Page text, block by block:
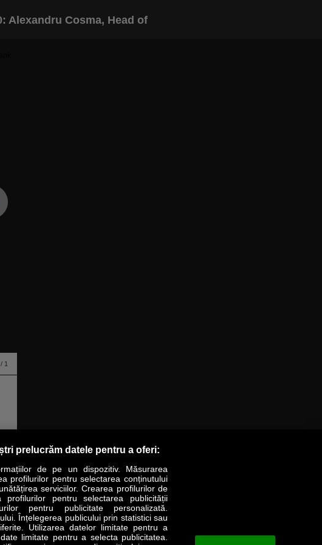
Alexandru Cosma, Head of
/ 1
THE CEO LIFESTYLE SPECIAL OPINII
Revista Business Magazin
prelucrăm datele pentru a oferi:
de pe un dispozitiv. Măsurarea
profilurilor pentru selectarea conținutului
serviciilor. Crearea profilurilor de
profilurilor pentru selectarea publicității
pentru publicitate personalizată.
Înțelegerea publicului prin statistici sau
Utilizarea datelor limitate pentru a
limitate pentru a selecta publicitatea.